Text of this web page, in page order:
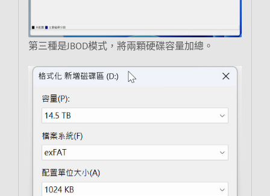
第三種是JBOD模式，將兩顆硬碟容量加總。